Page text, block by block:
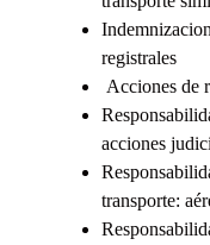
registrales
Acciones de
acciones
transporte: